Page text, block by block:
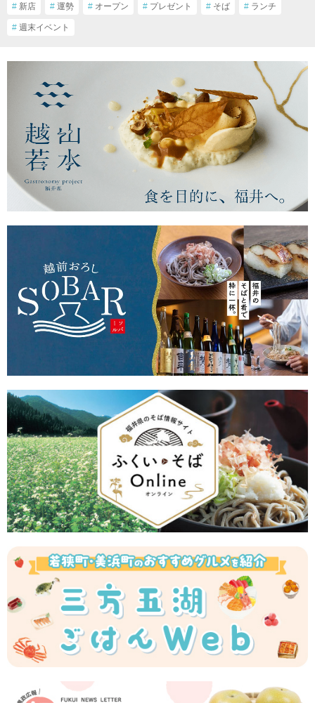
# 新店 # 運勢 # オープン # プレゼント # そば # ランチ
# 週末イベント